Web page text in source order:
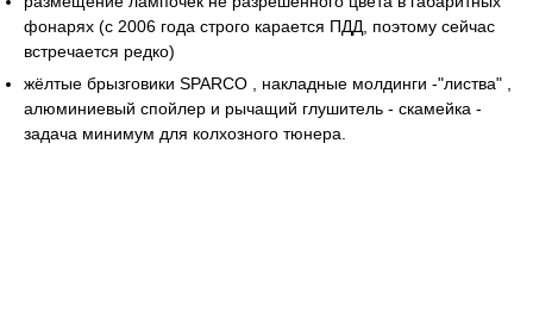
фонарях (с 2006 года строго карается ПДД, поэтому сейчас
встречается редко)
жёлтые брызговики SPARCO , накладные молдинги -"листва" ,
алюминиевый спойлер и рычащий глушитель - скамейка -
задача минимум для колхозного тюнера.